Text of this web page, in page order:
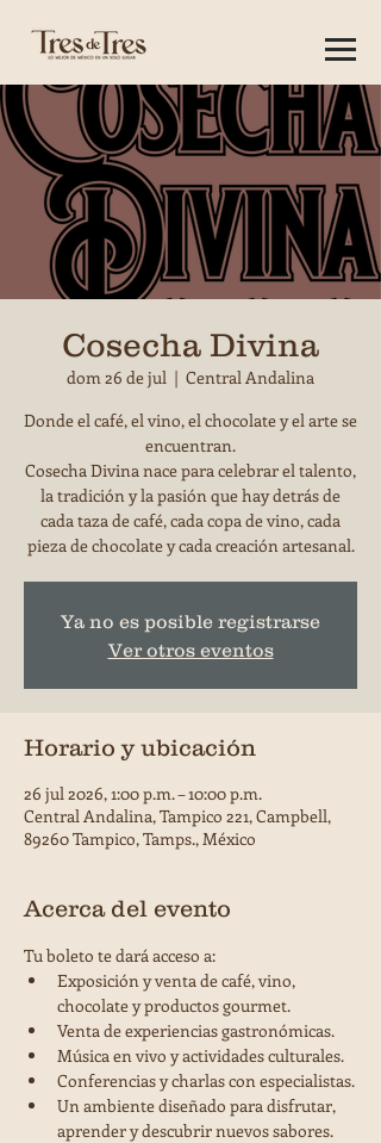
Cosecha Divina
dom 26 de jul
  |
Central Andalina
Donde el café, el vino, el chocolate y el arte se
encuentran.
Cosecha Divina nace para celebrar el talento,
la tradición y la pasión que hay detrás de
cada taza de café, cada copa de vino, cada
pieza de chocolate y cada creación artesanal.
Ya no es posible registrarse
Ver otros eventos
Horario y ubicación
26 jul 2026, 1:00 p.m. – 10:00 p.m.
Central Andalina, Tampico 221, Campbell,
89260 Tampico, Tamps., México
Acerca del evento
Tu boleto te dará acceso a:
Exposición y venta de café, vino,
chocolate y productos gourmet.
Venta de experiencias gastronómicas.
Música en vivo y actividades culturales.
Conferencias y charlas con especialistas.
Un ambiente diseñado para disfrutar,
aprender y descubrir nuevos sabores.